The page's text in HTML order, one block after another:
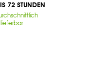
72 STUNDEN